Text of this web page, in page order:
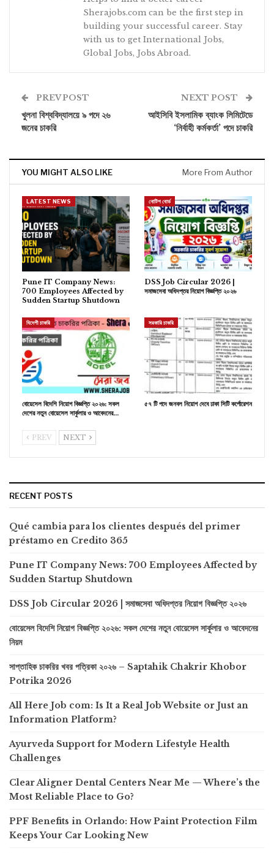
Sherajobs.com can be the first step in
building your successful career. Stay
with us to get International Jobs,
Global Jobs, Jobs Abroad.
PREV POST
খুলনা বিশ্ববিদ্যালয়ে ৯ পদে ২৬
জনের চাকরি
NEXT POST
আইসিবি ইসলামিক ব্যাংক লিমিটেডে
‘নির্বাহী কর্মকর্তা’ পদে চাকরি
YOU MIGHT ALSO LIKE More From Author
LATEST NEWS
Pune IT Company News:
700 Employees Affected by
Sudden Startup Shutdown
নোটিশ বোর্ড
DSS Job Circular 2026 |
সমাজসেবা অধিদপ্তর নিয়োগ বিজ্ঞপ্তি ২০২৬
বিদেশী চাকরি
বোয়েসেল বিদেশি নিয়োগ বিজ্ঞপ্তি ২০২৬: সকল
দেশের নতুন বোয়েসেল সার্কুলার ও আবেদনের…
সরকারি চাকরি
৫৭ টি পদে জনবল নিয়োগ দেবে ঢাকা সিটি কর্পোরেশন
PREV NEXT
RECENT POSTS
Qué cambia para los clientes después del primer
préstamo en Credito 365
Pune IT Company News: 700 Employees Affected by
Sudden Startup Shutdown
DSS Job Circular 2026 | সমাজসেবা অধিদপ্তর নিয়োগ বিজ্ঞপ্তি ২০২৬
বোয়েসেল বিদেশি নিয়োগ বিজ্ঞপ্তি ২০২৬: সকল দেশের নতুন বোয়েসেল সার্কুলার ও আবেদনের
নিয়ম
সাপ্তাহিক চাকরির খবর পত্রিকা ২০২৬ – Saptahik Chakrir Khobor
Potrika 2026
All Here Job com: Is It a Real Job Website or Just an
Information Platform?
Ayurveda Support for Modern Lifestyle Health
Challenges
Clear Aligner Dental Centers Near Me — Where’s the
Most Reliable Place to Go?
PPF Benefits in Orlando: How Paint Protection Film
Keeps Your Car Looking New